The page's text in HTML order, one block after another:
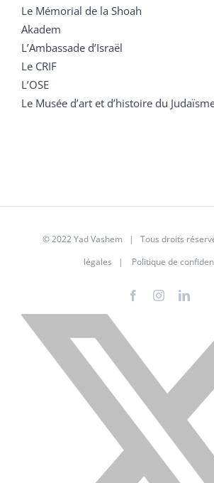
Le Mémorial de la Shoah
Akadem
L’Ambassade d’Israël
Le CRIF
L’OSE
Le Musée d’art et d’histoire du
© 2022 Yad Vashem | Tous droits
légales | Politique de
FacebookInstagram
X